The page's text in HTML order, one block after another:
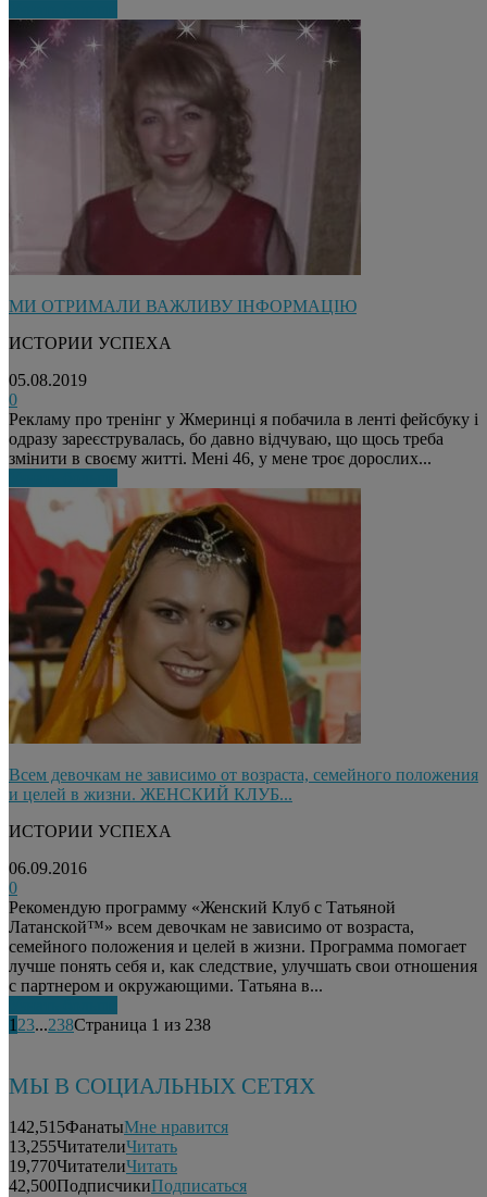
МИ ОТРИМАЛИ ВАЖЛИВУ ІНФОРМАЦІЮ
ИСТОРИИ УСПЕХА
05.08.2019
0
Рекламу про тренінг у Жмеринці я побачила в ленті фейсбуку і
одразу зареєструвалась, бо давно відчуваю, що щось треба
змінити в своєму житті. Мені 46, у мене троє дорослих...
Всем девочкам не зависимо от возраста, семейного положения
и целей в жизни. ЖЕНСКИЙ КЛУБ...
ИСТОРИИ УСПЕХА
06.09.2016
0
Рекомендую программу «Женский Клуб с Татьяной
Латанской™» всем девочкам не зависимо от возраста,
семейного положения и целей в жизни. Программа помогает
лучше понять себя и, как следствие, улучшать свои отношения
с партнером и окружающими. Татьяна в...
1 23...238Страница 1 из 238
МЫ В СОЦИАЛЬНЫХ СЕТЯХ
142,515ФанатыМне нравится
13,255ЧитателиЧитать
19,770ЧитателиЧитать
42,500ПодписчикиПодписаться